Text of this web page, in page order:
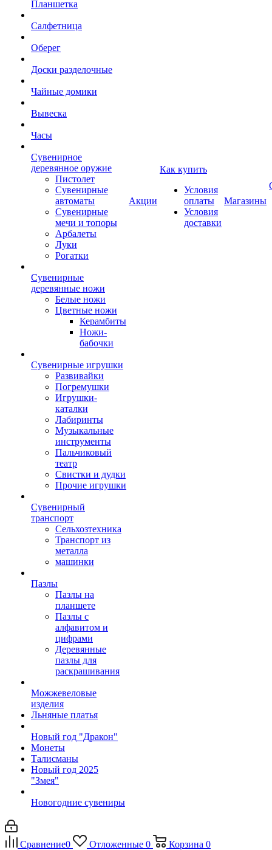
Планшетка
Салфетница
Оберег
Доски разделочные
Чайные домики
Вывеска
Часы
Сувенирное
деревянное оружие
Пистолет
Сувенирные
автоматы
Сувенирные
мечи и топоры
Арбалеты
Луки
Рогатки
Сувенирные
деревянные ножи
Белые ножи
Цветные ножи
Керамбиты
Ножи-
бабочки
Сувенирные игрушки
Развивайки
Погремушки
Игрушки-
каталки
Лабиринты
Музыкальные
инструменты
Пальчиковый
театр
Свистки и дудки
Прочие игрушки
Сувенирный
транспорт
Сельхозтехника
Транспорт из
металла
машинки
Пазлы
Пазлы на
планшете
Пазлы с
алфавитом и
цифрами
Деревянные
пазлы для
раскрашивания
Можжевеловые
изделия
Льняные платья
Новый год "Дракон"
Монеты
Талисманы
Новый год 2025
"Змея"
Новогодние сувениры
Акции
Как купить
Условия
оплаты
Условия
доставки
Магазины
Сравнение0 Отложенные 0 Корзина 0